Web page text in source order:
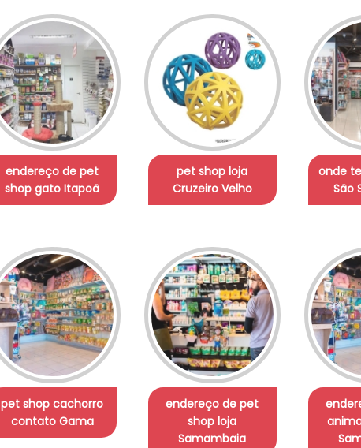
endereço de pet
shop gato Itapoã
pet shop loja
Cruzeiro Velho
onde
São
pet shop cachorro
contato Gama
endereço de pet
shop loja
Samambaia